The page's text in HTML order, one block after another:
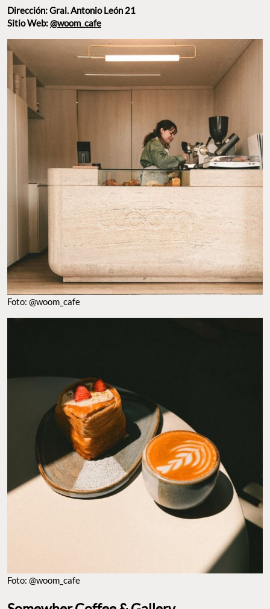
Dirección: Gral. Antonio León 21
FOTO: @WOOM_CAFE
Somewher Coffee & Gallery